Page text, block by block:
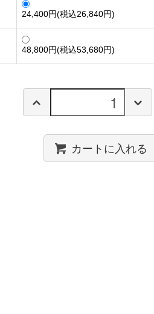
24,400円(税込26,840円)
48,800円(税込53,680円)
カートに入れる